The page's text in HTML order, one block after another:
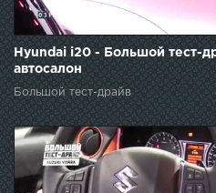
Hyundai i20 - Большой тест-
автосалон
Большой тест-драйв